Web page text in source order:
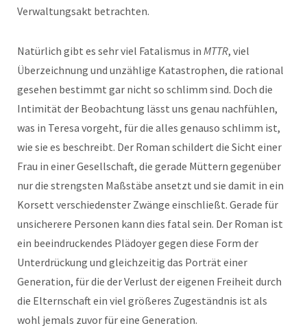
Verwaltungsakt betrachten.
Natürlich gibt es sehr viel Fatalismus in MTTR, viel
Überzeichnung und unzählige Katastrophen, die rational
gesehen bestimmt gar nicht so schlimm sind. Doch die
Intimität der Beobachtung lässt uns genau nachfühlen,
was in Teresa vorgeht, für die alles genauso schlimm ist,
wie sie es beschreibt. Der Roman schildert die Sicht einer
Frau in einer Gesellschaft, die gerade Müttern gegenüber
nur die strengsten Maßstäbe ansetzt und sie damit in ein
Korsett verschiedenster Zwänge einschließt. Gerade für
unsicherere Personen kann dies fatal sein. Der Roman ist
ein beeindruckendes Plädoyer gegen diese Form der
Unterdrückung und gleichzeitig das Porträt einer
Generation, für die der Verlust der eigenen Freiheit durch
die Elternschaft ein viel größeres Zugeständnis ist als
wohl jemals zuvor für eine Generation.